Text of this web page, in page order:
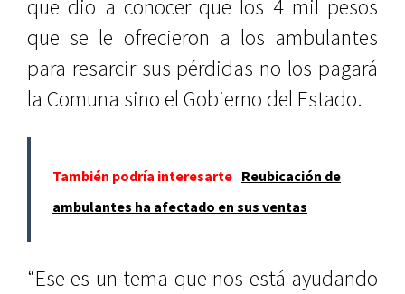
que dio a conocer que los 4 mil pesos
que se le ofrecieron a los ambulantes
para resarcir sus pérdidas no los pagará
la Comuna sino el Gobierno del Estado.
También podría interesarte Reubicación de
ambulantes ha afectado en sus ventas
“Ese es un tema que nos está ayudando